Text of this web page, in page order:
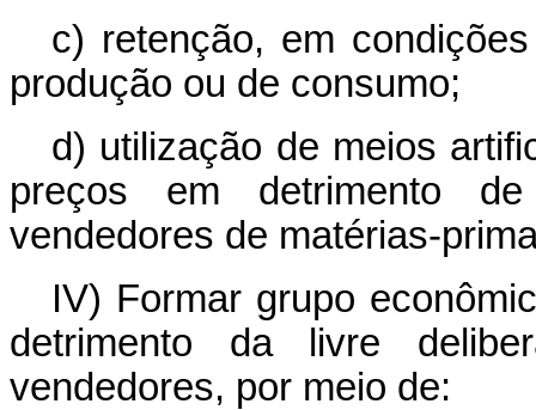
c) retenção, em
produção ou de consumo;
d) utilização de meios
preços em detrimento
vendedores de matérias-
IV) Formar grupo
detrimento da livre
vendedores, por meio de: